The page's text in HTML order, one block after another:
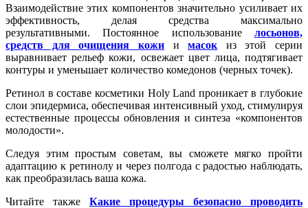
Взаимодействие этих компонентов значительно усиливает их
эффективность, делая средства максимально
результативными. Постоянное использование лосьонов,
средств для очищения кожиимасок из этой серии
выравнивает рельеф кожи, освежает цвет лица, подтягивает
контуры и уменьшает количество комедонов (черных точек).
Ретинол в составе косметики Holy Land проникает в глубокие
слои эпидермиса, обеспечивая интенсивный уход, стимулируя
естественные процессы обновления и синтеза «компонентов
молодости».
Следуя этим простым советам, вы сможете мягко пройти
адаптацию к ретинолу и через полгода с радостью наблюдать,
как преобразилась ваша кожа.
Читайте также Какие процедуры безопасно проводить